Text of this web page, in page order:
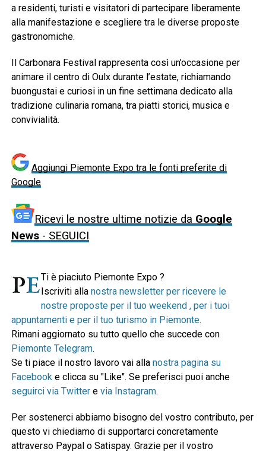
a residenti, turisti e visitatori di partecipare liberamente
alla manifestazione e scegliere tra le diverse proposte
gastronomiche.
Il Carbonara Festival rappresenta così un’occasione per
animare il centro di Oulx durante l’estate, richiamando
buongustai e curiosi in un fine settimana dedicato alla
tradizione culinaria romana, tra piatti storici, musica e
convivialità.
Aggiungi Piemonte Expo tra le fonti preferite di
Google
Ricevi le nostre ultime notizie da Google
News- SEGUICI
Ti è piaciuto Piemonte Expo ?
Iscriviti alla nostra newsletter per ricevere le
nostre proposte per il tuo weekend , per i tuoi
appuntamenti e per il tuo turismo in Piemonte.
Rimani aggiornato su tutto quello che succede con
Piemonte Telegram.
Se ti piace il nostro lavoro vai alla nostra pagina su
Facebook e clicca su "Like". Se preferisci puoi anche
seguirci via Twittere via Instagram.
Per sostenerci abbiamo bisogno del vostro contributo, per
questo vi chiediamo di supportarci concretamente
attraverso Paypal o Satispay. Grazie per il vostro